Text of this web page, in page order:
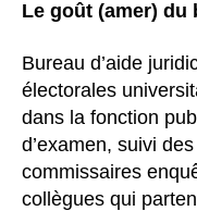
Le goût (amer) du
Bureau d’aide
électorales
dans la fonction
d’examen, suivi
commissaires
collègues qui